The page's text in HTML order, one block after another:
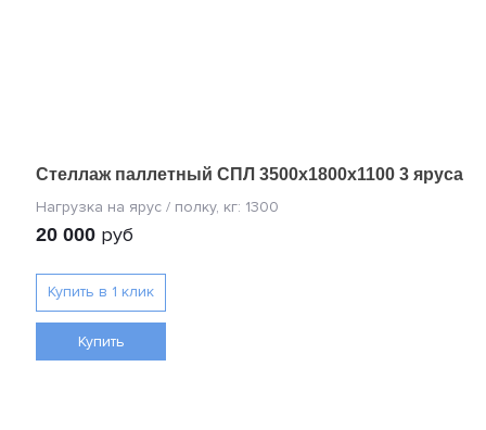
Стеллаж паллетный СПЛ 3500х1800х1100 3 яруса
20 000 руб
Купить